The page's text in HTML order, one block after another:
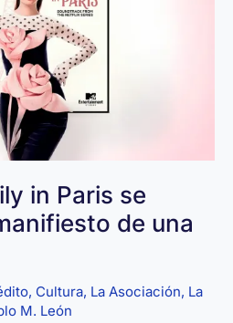
in Paris se
de una
, Cultura, La Asociación, La
M. León